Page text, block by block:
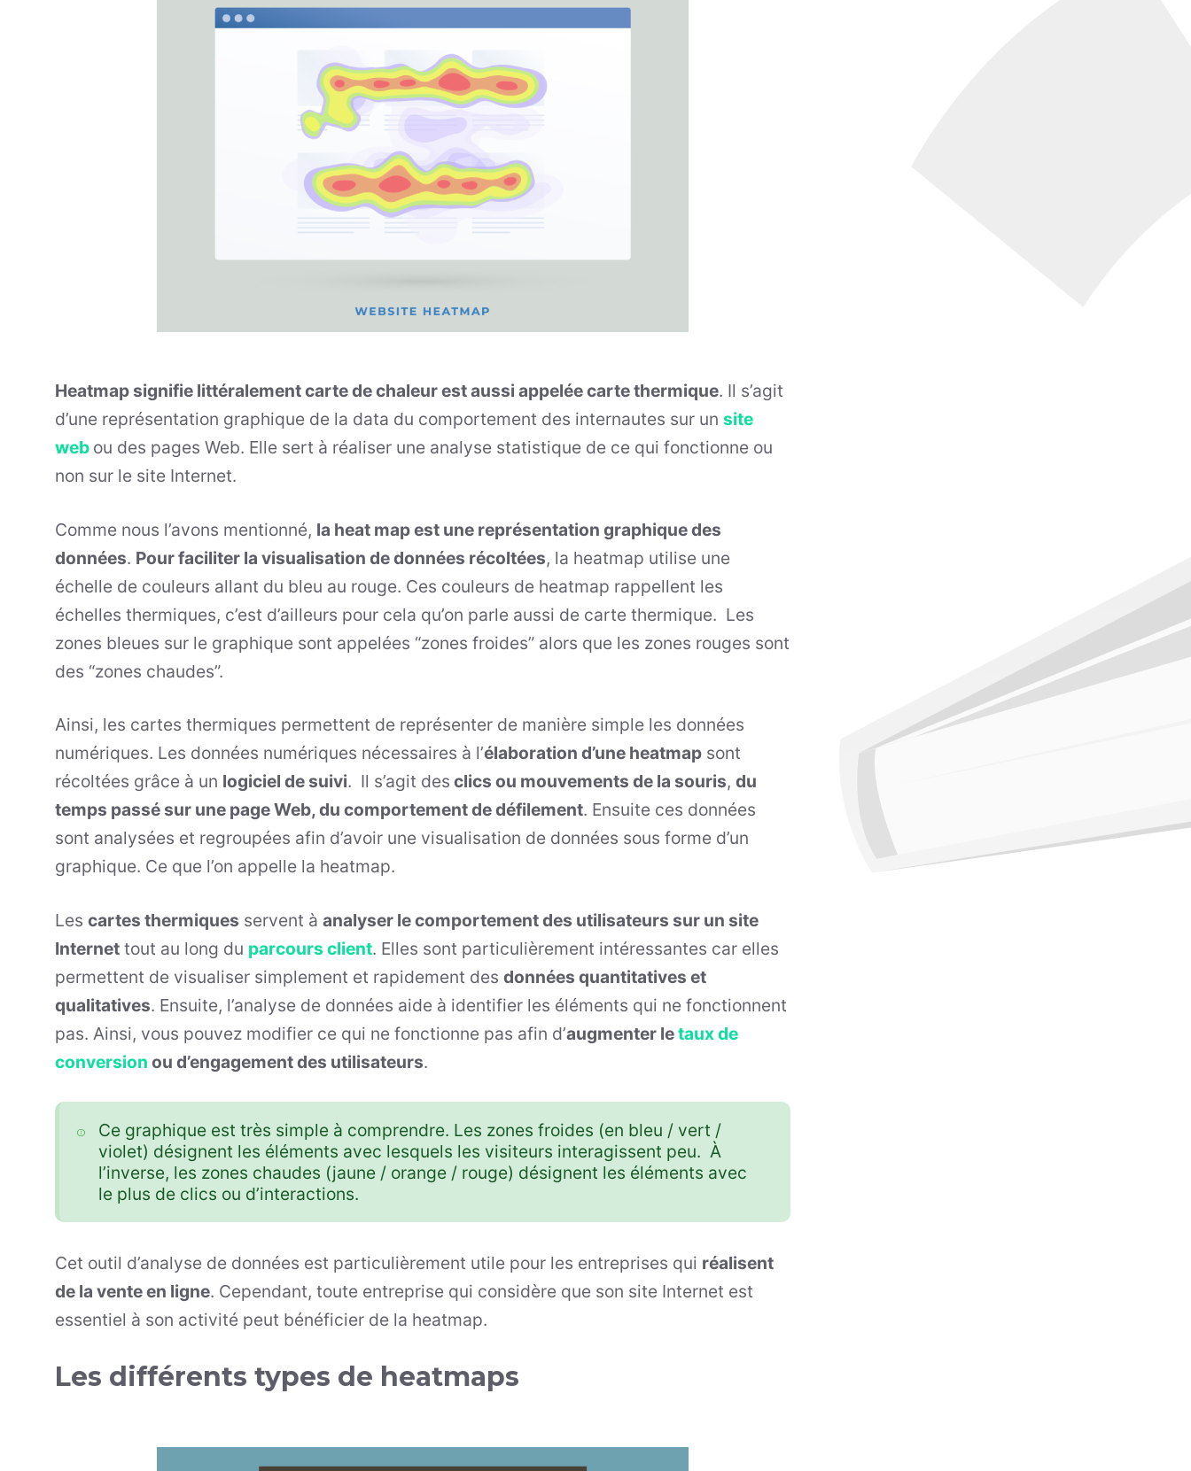
Heatmap signifie littéralement carte de chaleur est aussi appelée carte thermique. Il s’agit
d’une représentation graphique de la data du comportement des internautes sur un site
web ou des pages Web. Elle sert à réaliser une analyse statistique de ce qui fonctionne ou
non sur le site Internet.
Comme nous l’avons mentionné, la heat map est une représentation graphique des
données. Pour faciliter la visualisation de données récoltées, la heatmap utilise une
échelle de couleurs allant du bleu au rouge. Ces couleurs de heatmap rappellent les
échelles thermiques, c’est d’ailleurs pour cela qu’on parle aussi de carte thermique. Les
zones bleues sur le graphique sont appelées “zones froides” alors que les zones rouges sont
des “zones chaudes”.
Ainsi, les cartes thermiques permettent de représenter de manière simple les données
numériques. Les données numériques nécessaires à l’élaboration d’une heatmap sont
récoltées grâce à un logiciel de suivi. Il s’agit des clics ou mouvements de la souris, du
temps passé sur une page Web, du comportement de défilement. Ensuite ces données
sont analysées et regroupées afin d’avoir une visualisation de données sous forme d’un
graphique. Ce que l’on appelle la heatmap.
Les cartes thermiques servent à analyser le comportement des utilisateurs sur un site
Internet tout au long du parcours client. Elles sont particulièrement intéressantes car elles
permettent de visualiser simplement et rapidement des données quantitatives et
qualitatives. Ensuite, l’analyse de données aide à identifier les éléments qui ne fonctionnent
pas. Ainsi, vous pouvez modifier ce qui ne fonctionne pas afin d’augmenter letaux de
conversion ou d’engagement des utilisateurs.
Ce graphique est très simple à comprendre. Les zones froides (en bleu / vert /
violet) désignent les éléments avec lesquels les visiteurs interagissent peu. À
l’inverse, les zones chaudes (jaune / orange / rouge) désignent les éléments avec
le plus de clics ou d’interactions.
Cet outil d’analyse de données est particulièrement utile pour les entreprises qui réalisent
de la vente en ligne. Cependant, toute entreprise qui considère que son site Internet est
essentiel à son activité peut bénéficier de la heatmap.
Les différents types de heatmaps